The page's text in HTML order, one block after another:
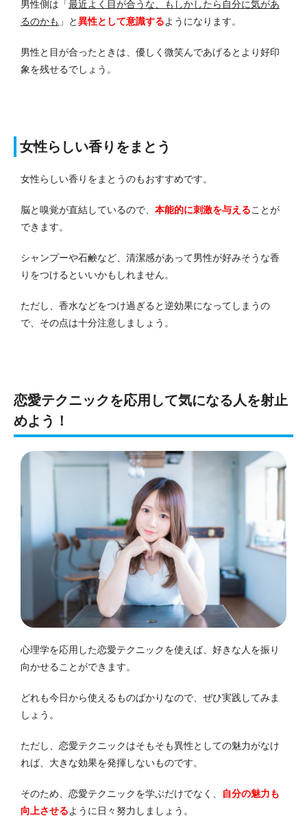
男性側は「最近よく目が合うな、もしかしたら自分に気があ
るのかも 」と異性として意識するようになります。
男性と目が合ったときは、優しく微笑んであげるとより好印
象を残せるでしょう。
女性らしい香りをまとう
女性らしい香りをまとうのもおすすめです。
脳と嗅覚が直結しているので、 本能的に刺激を与えることが
できます。
シャンプーや石鹸など、清潔感があって男性が好みそうな香
りをつけるといいかもしれません。
ただし、香水などをつけ過ぎると逆効果になってしまうの
で、その点は十分注意しましょう。
恋愛テクニックを応用して気になる人を射止
めよう！
心理学を応用した恋愛テクニックを使えば、好きな人を振り
向かせることができます。
どれも今日から使えるものばかりなので、ぜひ実践してみま
しょう。
ただし、恋愛テクニックはそもそも異性としての魅力がなけ
れば、大きな効果を発揮しないものです。
そのため、恋愛テクニックを学ぶだけでなく、
自分の魅力も
向上させるように日々努力しましょう。